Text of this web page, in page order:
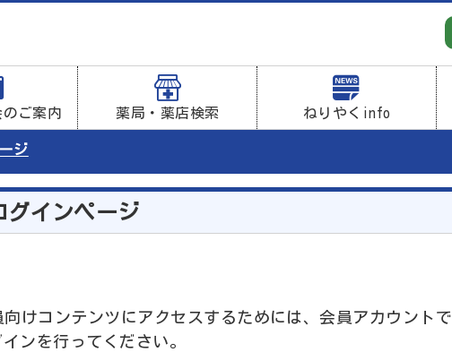
ご案内 薬局・薬店検索 ねりやくinfo
ジ
グインページ
向けコンテンツにアクセスするためには、会員アカウントで
インを行ってください。